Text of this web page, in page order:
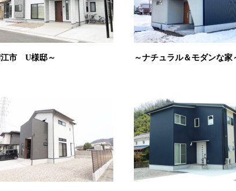
江市 U様邸～ ～ナチュラル＆モダンな家